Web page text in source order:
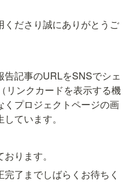
くださり誠にありがとうご
記事のURLをSNSでシェ
リンクカードを表示する機
プロジェクトページの画
ています。
ります。
了までしばらくお待ちく